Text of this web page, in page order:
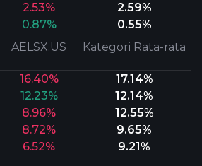
2.53%
2.59%
0.87%
0.55%
AELSX.US Kategori Rata-rata
16.40%
17.14%
12.23%
12.14%
8.96%
12.55%
8.72%
9.65%
6.52% 9.21%